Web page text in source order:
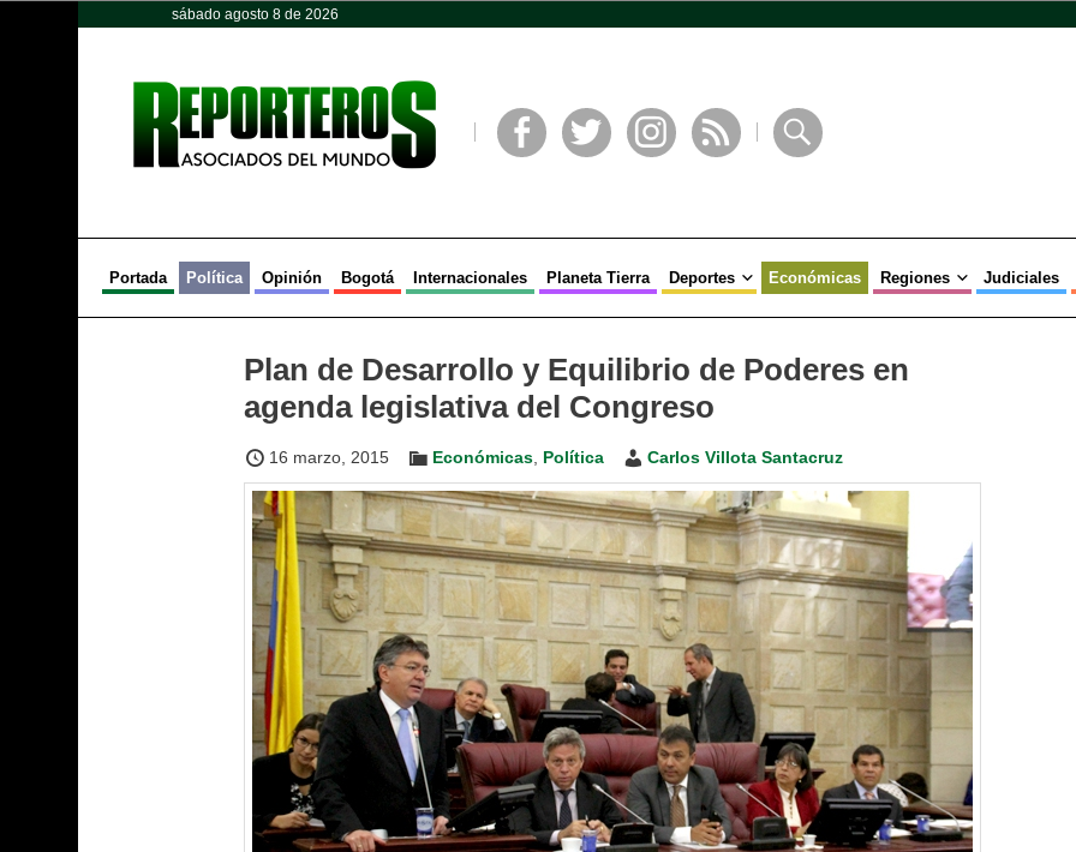
sábado agosto 8 de 2026
Portada Política Opinión Bogotá Internacionales Planeta Tierra Deportes Económicas Regiones Judiciales
Plan de Desarrollo y Equilibrio de Poderes en
agenda legislativa del Congreso
16 marzo, 2015 Económicas Política Carlos Villota Santacruz
Opinión Política